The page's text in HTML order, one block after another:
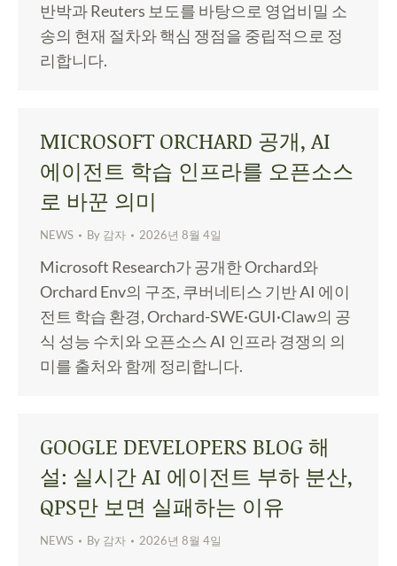
반박과 Reuters 보도를 바탕으로 영업비밀 소
송의 현재 절차와 핵심 쟁점을 중립적으로 정
리합니다.
MICROSOFT ORCHARD 공개, AI
에이전트 학습 인프라를 오픈소스
로 바꾼 의미
NEWS By 감자 2026년 8월 4일
Microsoft Research가 공개한 Orchard와
Orchard Env의 구조, 쿠버네티스 기반 AI 에이
전트 학습 환경, Orchard-SWE·GUI·Claw의 공
식 성능 수치와 오픈소스 AI 인프라 경쟁의 의
미를 출처와 함께 정리합니다.
GOOGLE DEVELOPERS BLOG 해
설: 실시간 AI 에이전트 부하 분산,
QPS만 보면 실패하는 이유
NEWS By 감자 2026년 8월 4일